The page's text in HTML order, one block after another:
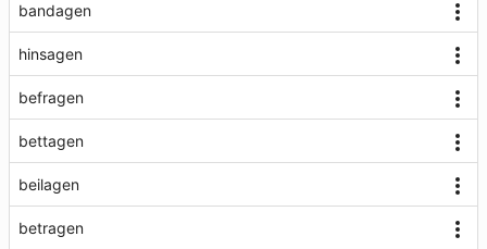
bandagen
hinsagen
befragen
bettagen
beilagen
betragen